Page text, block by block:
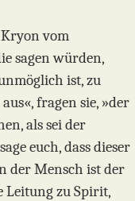
vom
sagen würden,
ist, zu
fragen sie, »der
als sei der
euch, dass dieser
der Mensch ist der
Leitung zu Spirit,